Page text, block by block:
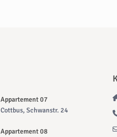
Appartement 07
Cottbus, Schwanstr. 24
Appartement 08